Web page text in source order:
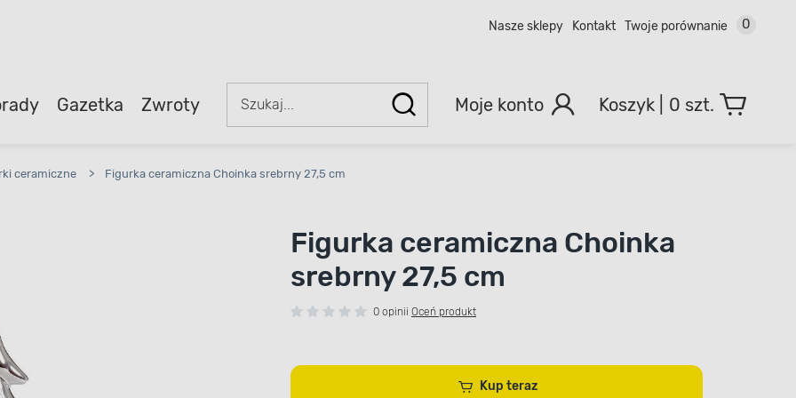
Nasze sklepy Kontakt Twoje porównanie 0
Gazetka Zwroty Moje konto 0 szt.
ceramiczne > Figurka ceramiczna Choinka srebrny 27,5 cm
Figurka ceramiczna Choinka
srebrny 27,5 cm
0 opinii Oceń produkt
Kup teraz